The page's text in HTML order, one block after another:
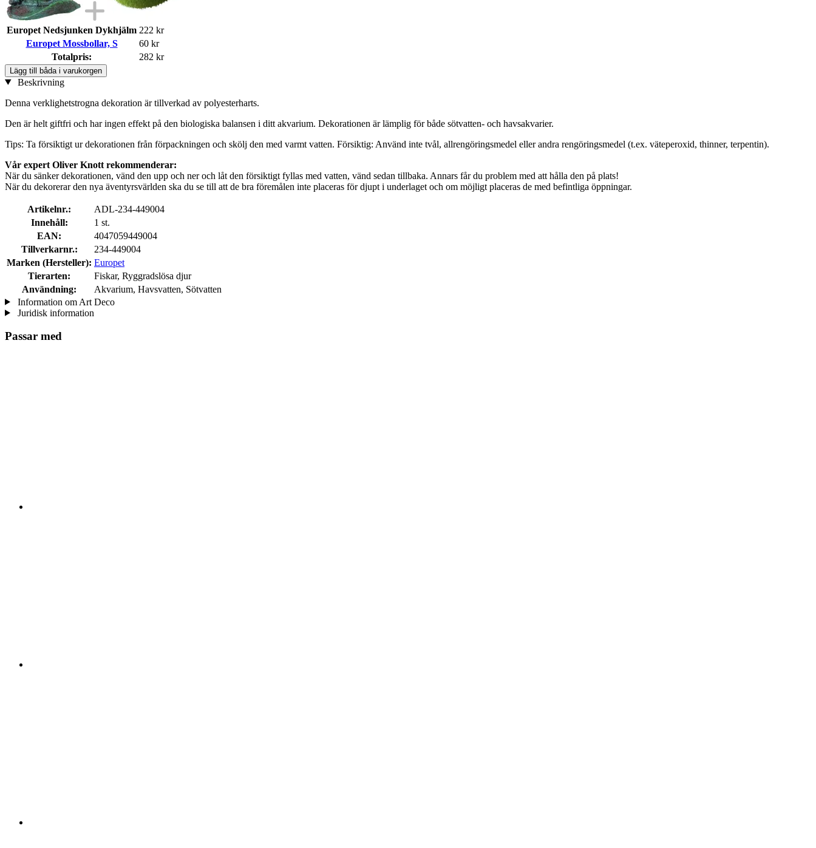
Europet Nedsjunken Dykhjälm 222 kr
Europet Mossbollar, S
60 kr
Totalpris:
282 kr
Lägg till båda i varukorgen
Beskrivning
Denna verklighetstrogna dekoration är tillverkad av polyesterharts.
Den är helt giftfri och har ingen effekt på den biologiska balansen i ditt akvarium. Dekorationen är lämplig för både sötvatten- och havsakvarier.
Tips: Ta försiktigt ur dekorationen från förpackningen och skölj den med varmt vatten. Försiktig: Använd inte tvål, allrengöringsmedel eller andra rengöringsmedel (t.ex. väteperoxid, thinner, terpentin).
Vår expert Oliver Knott rekommenderar:
När du sänker dekorationen, vänd den upp och ner och låt den försiktigt fyllas med vatten, vänd sedan tillbaka. Annars får du problem med att hålla den på plats!
När du dekorerar den nya äventyrsvärlden ska du se till att de bra föremålen inte placeras för djupt i underlaget och om möjligt placeras de med befintliga öppningar.
Artikelnr.:
ADL-234-449004
Innehåll:
1 st.
EAN:
4047059449004
Tillverkarnr.:
234-449004
Marken (Hersteller): Europet
Tierarten:
Fiskar, Ryggradslösa djur
Användning:
Akvarium, Havsvatten, Sötvatten
Information om Art Deco
Juridisk information
Passar med